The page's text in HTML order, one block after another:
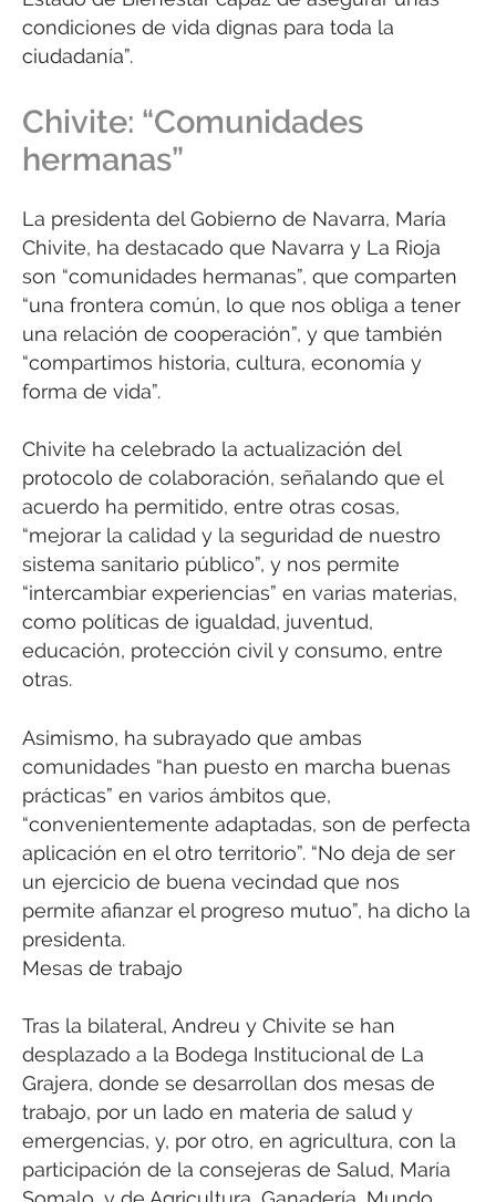
condiciones de vida dignas para toda la
ciudadanía”.
Chivite: “Comunidades
hermanas”
La presidenta del Gobierno de Navarra, María
Chivite, ha destacado que Navarra y La Rioja
son “comunidades hermanas”, que comparten
“una frontera común, lo que nos obliga a tener
una relación de cooperación”, y que también
“compartimos historia, cultura, economía y
forma de vida”.
Chivite ha celebrado la actualización del
protocolo de colaboración, señalando que el
acuerdo ha permitido, entre otras cosas,
“mejorar la calidad y la seguridad de nuestro
sistema sanitario público”, y nos permite
“intercambiar experiencias” en varias materias,
como políticas de igualdad, juventud,
educación, protección civil y consumo, entre
otras.
Asimismo, ha subrayado que ambas
comunidades “han puesto en marcha buenas
prácticas” en varios ámbitos que,
“convenientemente adaptadas, son de perfecta
aplicación en el otro territorio”. “No deja de ser
un ejercicio de buena vecindad que nos
permite afianzar el progreso mutuo”, ha dicho la
presidenta.
Mesas de trabajo
Tras la bilateral, Andreu y Chivite se han
desplazado a la Bodega Institucional de La
Grajera, donde se desarrollan dos mesas de
trabajo, por un lado en materia de salud y
emergencias, y, por otro, en agricultura, con la
participación de la consejeras de Salud, María